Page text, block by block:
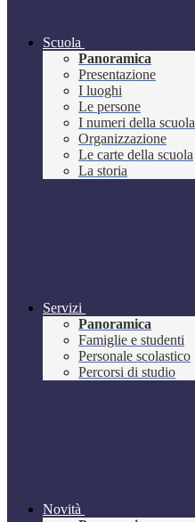
Scuola
Panoramica
Presentazione
I luoghi
Le persone
I numeri della scuola
Organizzazione
Le carte della scuola
La storia
Servizi
Panoramica
Famiglie e studenti
Personale scolastico
Percorsi di studio
Novità